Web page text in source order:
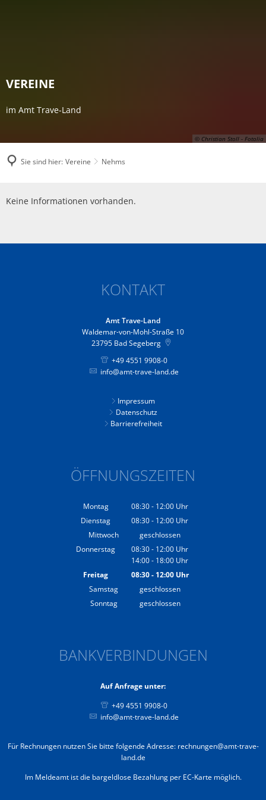
© Christian Stoll - Fotolia
VEREINE
im Amt Trave-Land
Sie sind hier: Vereine Nehms
Nehms
Keine Informationen vorhanden.
KONTAKT
Amt Trave-Land
Waldemar-von-Mohl-Straße 10
23795 Bad Segeberg
+49 4551 9908-0
info@amt-trave-land.de
Impressum
Datenschutz
Barrierefreiheit
ÖFFNUNGSZEITEN
Montag 08:30- 12:00 Uhr
Von 08:30 bis 12:00 Uhr
Dienstag 08:30- 12:00 Uhr
Von 08:30 bis 12:00 Uhr
Mittwoch
geschlossen
Donnerstag
08:30- 12:00 Uhr
Von 08:30 bis 12:00 Uhr
14:00- 18:00 Uhr
Von 14:00 bis 18:00 Uhr
Freitag 08:30- 12:00Uhr
Von 08:30 bis 12:00 Uhr
Samstag
geschlossen
Sonntag
geschlossen
BANKVERBINDUNGEN
Auf Anfrage unter:
+49 4551 9908-0
info@amt-trave-land.de
Für Rechnungen nutzen Sie bitte folgende Adresse: rechnungen@amt-trave-
land.de
Im Meldeamt ist die bargeldlose Bezahlung per EC-Karte möglich.